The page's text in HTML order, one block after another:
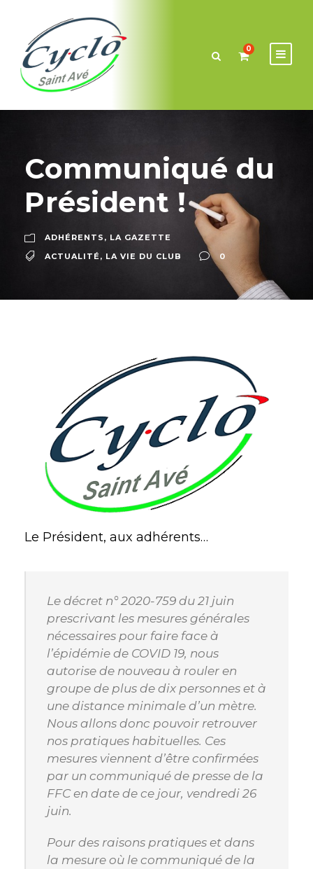
0
Communiqué du
Président !
ADHÉRENTS , LA GAZETTE
ACTUALITÉ , LA VIE DU CLUB 0
Le Président, aux adhérents…
Le décret n° 2020-759 du 21 juin
prescrivant les mesures générales
nécessaires pour faire face à
l’épidémie de COVID 19, nous
autorise de nouveau à rouler en
groupe de plus de dix personnes et à
une distance minimale d’un mètre.
Nous allons donc pouvoir retrouver
nos pratiques habituelles. Ces
mesures viennent d’être confirmées
par un communiqué de presse de la
FFC en date de ce jour, vendredi 26
juin.
Pour des raisons pratiques et dans
la mesure où le communiqué de la